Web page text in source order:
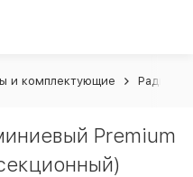
и комплектующие
Premium